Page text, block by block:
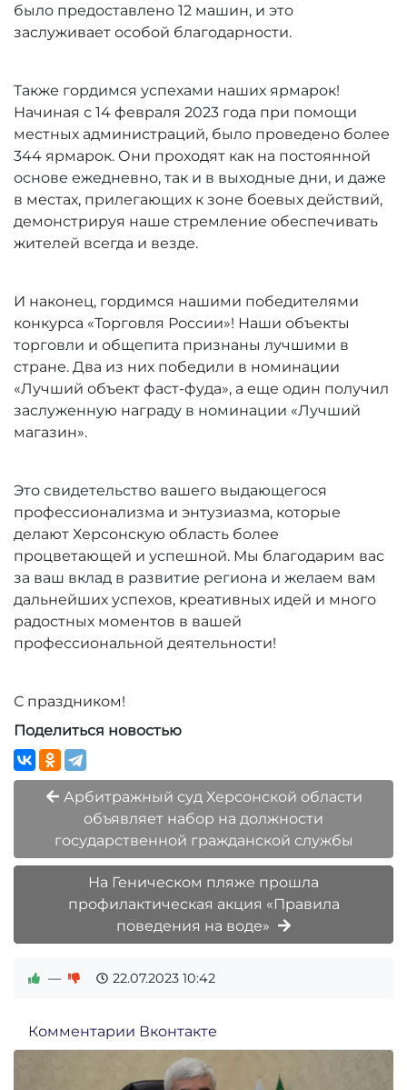
было предоставлено 12 машин, и это
заслуживает особой благодарности.
Также гордимся успехами наших ярмарок!
Начиная с 14 февраля 2023 года при помощи
местных администраций, было проведено более
344 ярмарок. Они проходят как на постоянной
основе ежедневно, так и в выходные дни, и даже
в местах, прилегающих к зоне боевых действий,
демонстрируя наше стремление обеспечивать
жителей всегда и везде.
И наконец, гордимся нашими победителями
конкурса «Торговля России»! Наши объекты
торговли и общепита признаны лучшими в
стране. Два из них победили в номинации
«Лучший объект фаст-фуда», а еще один получил
заслуженную награду в номинации «Лучший
магазин».
Это свидетельство вашего выдающегося
профессионализма и энтузиазма, которые
делают Херсонскую область более
процветающей и успешной. Мы благодарим вас
за ваш вклад в развитие региона и желаем вам
дальнейших успехов, креативных идей и много
радостных моментов в вашей
профессиональной деятельности!
С праздником!
Поделиться новостью
Арбитражный суд Херсонской области
объявляет набор на должности
государственной гражданской службы
На Геническом пляже прошла
профилактическая акция «Правила
поведения на воде»
— 22.07.2023 10:42
Комментарии Вконтакте